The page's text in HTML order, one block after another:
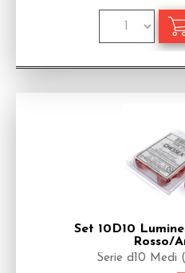
Set 10D10
Rosso/
Serie d10 Medi